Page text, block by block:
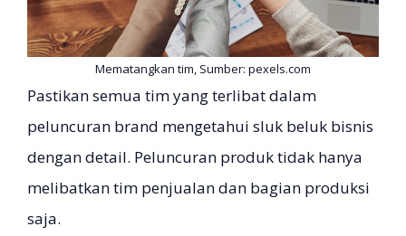
Mematangkan tim, Sumber: pexels.com
Pastikan semua tim yang terlibat dalam
peluncuran brand mengetahui sluk beluk bisnis
dengan detail. Peluncuran produk tidak hanya
melibatkan tim penjualan dan bagian produksi
saja.